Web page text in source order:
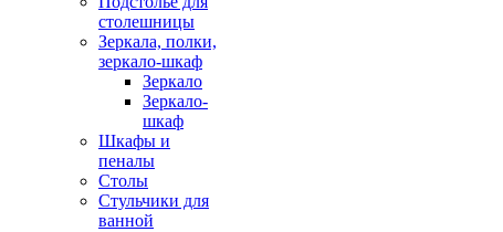
столешницы
Зеркала, полки,
зеркало-шкаф
Зеркало
Зеркало-
шкаф
Шкафы и
пеналы
Столы
Стульчики для
ванной